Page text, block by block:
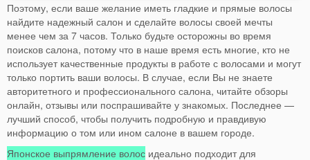
Поэтому, если ваше желание иметь гладкие и прямые волосы
найдите надежный салон и сделайте волосы своей мечты
менее чем за 7 часов. Только будьте осторожны во время
поисков салона, потому что в наше время есть многие, кто не
использует качественные продукты в работе с волосами и могут
только портить ваши волосы. В случае, если Вы не знаете
авторитетного и профессионального салона, читайте обзоры
онлайн, отзывы или поспрашивайте у знакомых. Последнее —
лучший способ, чтобы получить подробную и правдивую
информацию о том или ином салоне в вашем городе.
Японское выпрямление волос идеально подходит для